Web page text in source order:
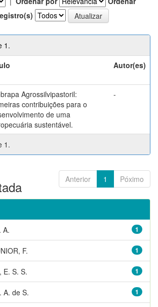
1.
Autor(es)
Agrossilvipastoril:
contribuições para o
de uma
sustentável.
-
1.
Anterior 1 Póximo
1
A.
1
F.
1
E. S. S.
1
A. de S.